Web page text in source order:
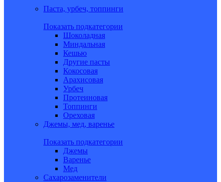
Паста, урбеч, топпинги
Показать подкатегории
Шоколадная
Миндальная
Кешью
Другие пасты
Кокосовая
Арахисовая
Урбеч
Протеиновая
Топпинги
Ореховая
Джемы, мед, варенье
Показать подкатегории
Джемы
Варенье
Мед
Сахарозаменители